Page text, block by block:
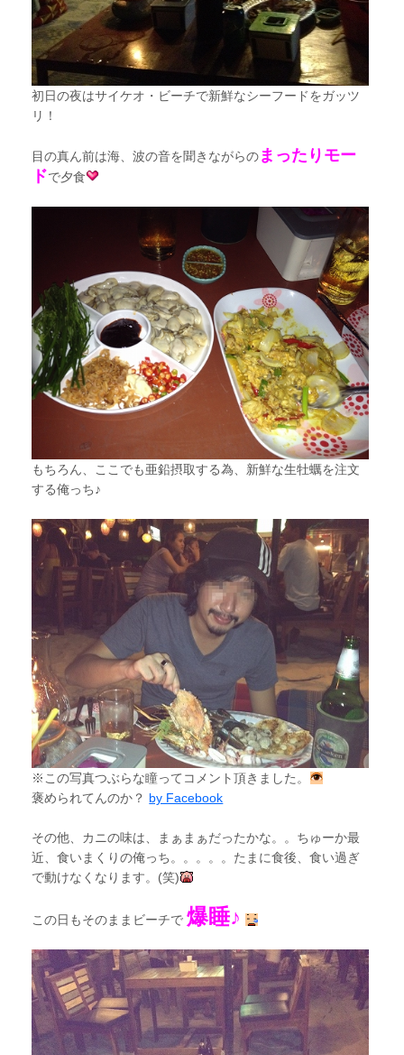
初日の夜はサイケオ・ビーチで新鮮なシーフードをガッツ
リ！
目の真ん前は海、波の音を聞きながらのまったりモー
ドで夕食
もちろん、ここでも亜鉛摂取する為、新鮮な生牡蠣を注文
する俺っち♪
※この写真つぶらな瞳ってコメント頂きました。
褒められてんのか？ by Facebook
その他、カニの味は、まぁまぁだったかな。。ちゅーか最
近、食いまくりの俺っち。。。。。たまに食後、食い過ぎ
で動けなくなります。(笑)
この日もそのままビーチで爆睡♪